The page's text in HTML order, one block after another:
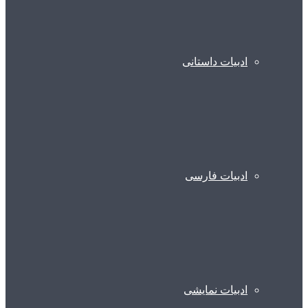
ادبیات داستانی
ادبیات فارسی
ادبیات نمایشی